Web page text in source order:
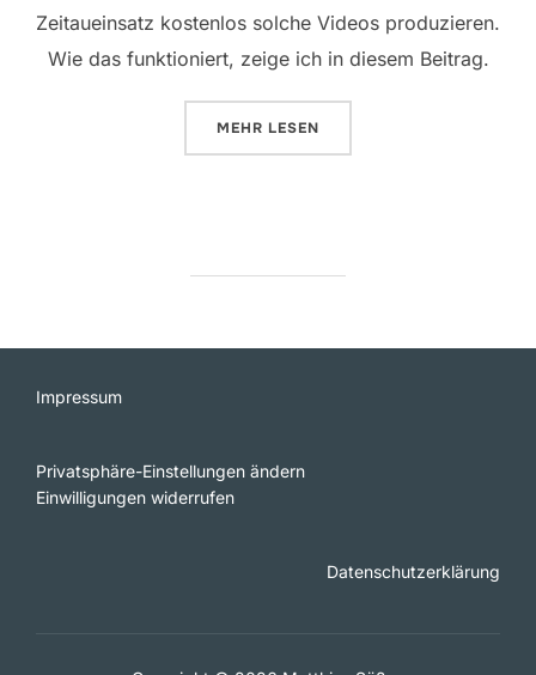
Zeitaueinsatz kostenlos solche Videos produzieren.
Wie das funktioniert, zeige ich in diesem Beitrag.
MEHR ÜBER „WORKSHOP: EINFACHE
LESEN
Impressum
Privatsphäre-Einstellungen ändern
Einwilligungen widerrufen
Datenschutzerklärung